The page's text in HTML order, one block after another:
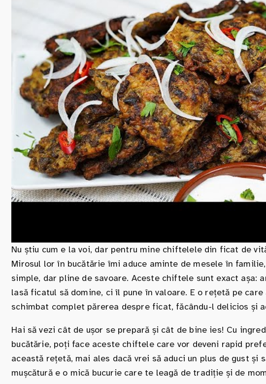
Nu știu cum e la voi, dar pentru mine chiftelele din ficat de
Mirosul lor în bucătărie îmi aduce aminte de mesele în
simple, dar pline de savoare. Aceste chiftele sunt exact așa:
lasă ficatul să domine, ci îl pune în valoare. E o rețetă pe
schimbat complet părerea despre ficat, făcându-l delicios și
Hai să vezi cât de ușor se prepară și cât de bine ies! Cu
bucătărie, poți face aceste chiftele care vor deveni rapid
această rețetă, mai ales dacă vrei să aduci un plus de gust
mușcătură e o mică bucurie care te leagă de tradiție și de